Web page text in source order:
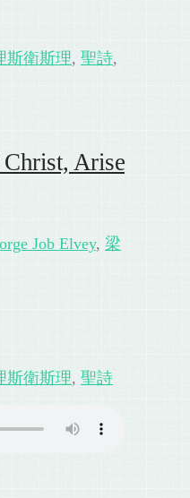
斯衛斯理, 聖詩,
Arise
Job Elvey, 梁
斯衛斯理, 聖詩